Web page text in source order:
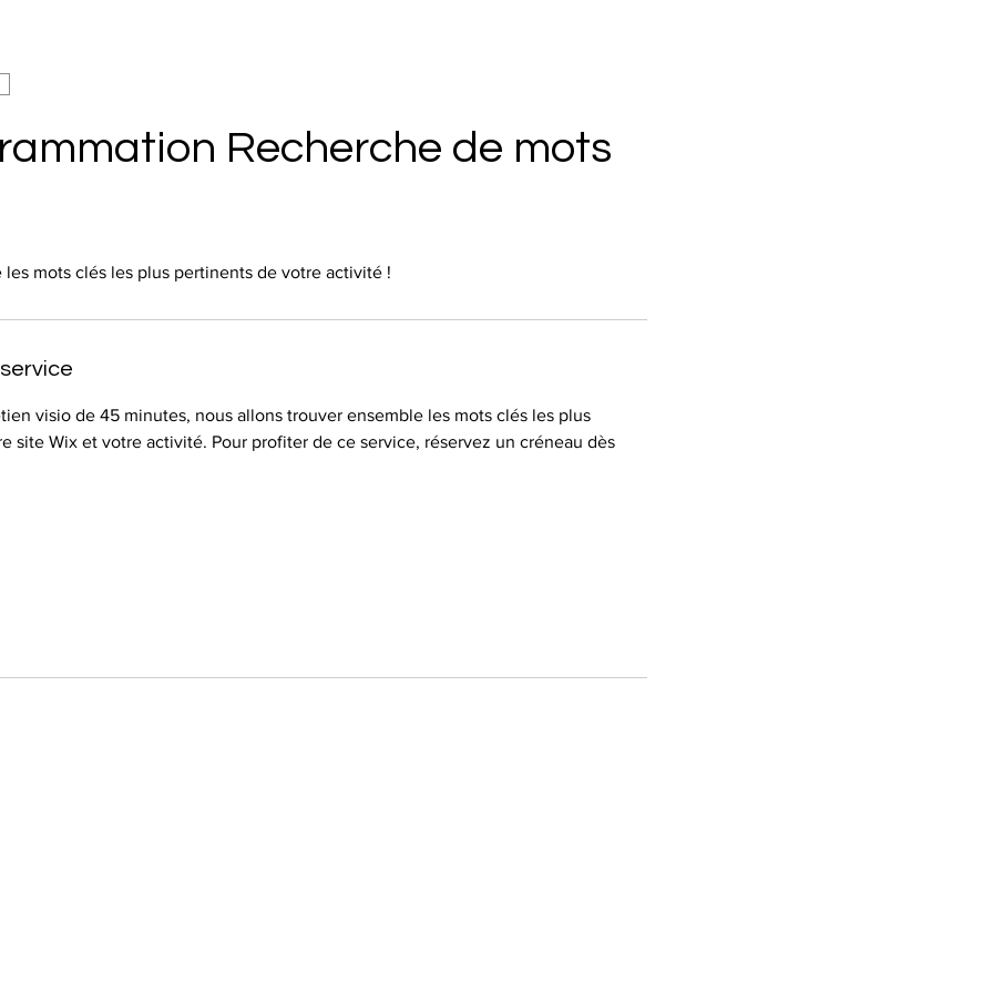
Recherche de mots
les mots clés les plus pertinents de votre activité !
visio de 45 minutes, nous allons trouver ensemble les mots clés les plus
site Wix et votre activité. Pour profiter de ce service, réservez un créneau dès